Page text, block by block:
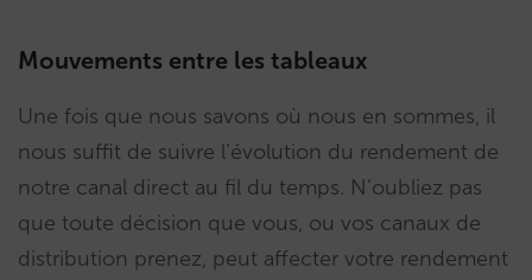
Mouvements entre les tableaux
Une fois que nous savons où nous en sommes, il
nous suffit de suivre l’évolution du rendement de
notre canal direct au fil du temps. N’oubliez pas
que toute décision que vous, ou vos canaux de
distribution prenez, peut affecter votre rendement